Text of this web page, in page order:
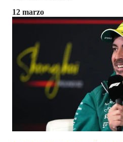
12 marzo